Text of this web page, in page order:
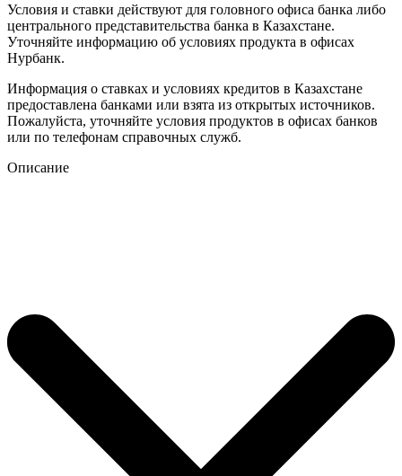
Условия и ставки действуют для головного офиса банка либо
центрального представительства банка в Казахстане.
Уточняйте информацию об условиях продукта в офисах
Нурбанк.
Информация о ставках и условиях кредитов в Казахстане
предоставлена банками или взята из открытых источников.
Пожалуйста, уточняйте условия продуктов в офисах банков
или по телефонам справочных служб.
Описание